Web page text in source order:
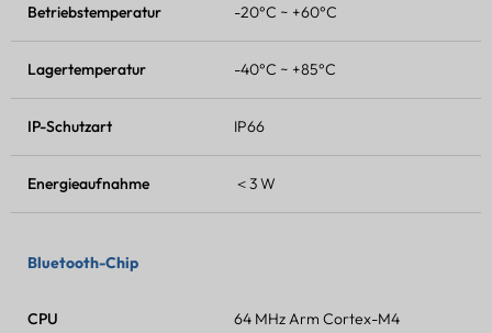
Betriebstemperatur -20°C ~ +60°C
Lagertemperatur -40°C ~ +85°C
IP-Schutzart IP66
Energieaufnahme ＜3 W
Bluetooth-Chip
CPU 64 MHz Arm Cortex-M4